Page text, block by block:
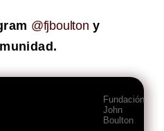
@fjboulton y
Fundación
John
Boulton